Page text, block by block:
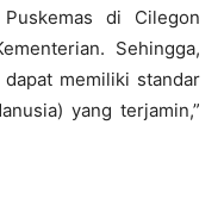
di Cilegon
Sehingga,
memiliki standar
yang terjamin,”